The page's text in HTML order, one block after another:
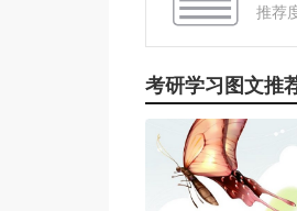
推荐
考研学习图文推